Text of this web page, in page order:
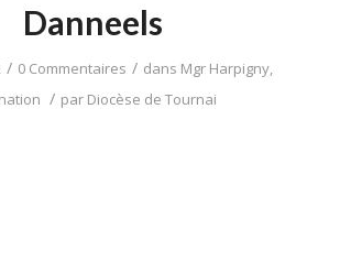
Danneels
/ 0 Commentaires / dans Mgr Harpigny,
/ par Diocèse de Tournai